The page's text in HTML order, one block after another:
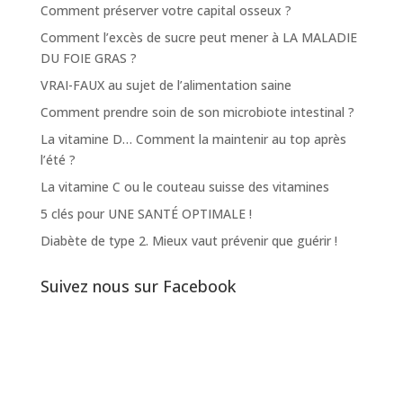
Comment préserver votre capital osseux ?
Comment l’excès de sucre peut mener à LA MALADIE
DU FOIE GRAS ?
VRAI-FAUX au sujet de l’alimentation saine
Comment prendre soin de son microbiote intestinal ?
La vitamine D… Comment la maintenir au top après
l’été ?
La vitamine C ou le couteau suisse des vitamines
5 clés pour UNE SANTÉ OPTIMALE !
Diabète de type 2. Mieux vaut prévenir que guérir !
Suivez nous sur Facebook